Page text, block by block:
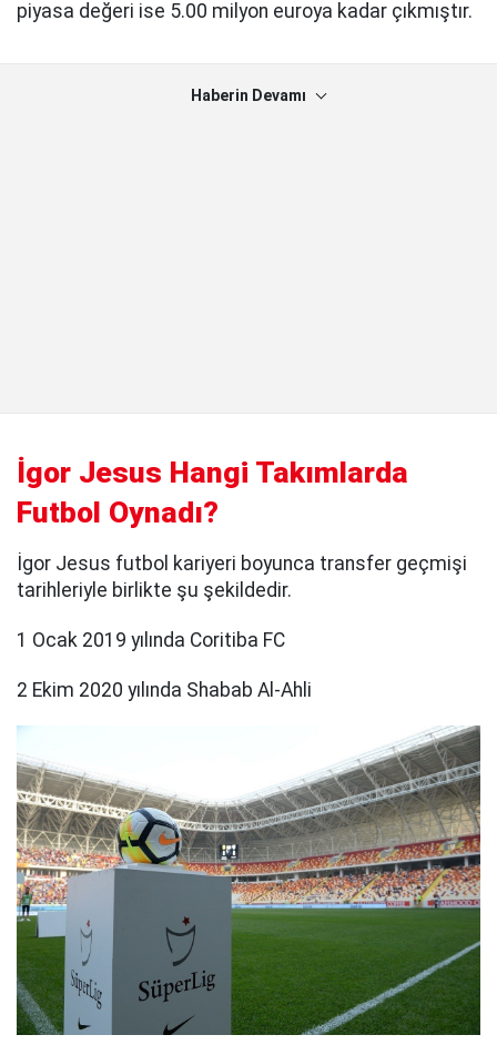
piyasa değeri ise 5.00 milyon euroya kadar çıkmıştır.
Haberin Devamı
İgor Jesus Hangi Takımlarda
Futbol Oynadı?
İgor Jesus futbol kariyeri boyunca transfer geçmişi
tarihleriyle birlikte şu şekildedir.
1 Ocak 2019 yılında Coritiba FC
2 Ekim 2020 yılında Shabab Al-Ahli